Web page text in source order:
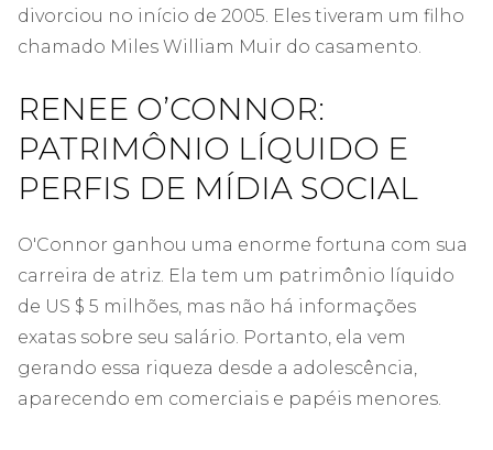
divorciou no início de 2005. Eles tiveram um filho
chamado Miles William Muir do casamento.
RENEE O’CONNOR:
PATRIMÔNIO LÍQUIDO E
PERFIS DE MÍDIA SOCIAL
O'Connor ganhou uma enorme fortuna com sua
carreira de atriz. Ela tem um patrimônio líquido
de US $ 5 milhões, mas não há informações
exatas sobre seu salário. Portanto, ela vem
gerando essa riqueza desde a adolescência,
aparecendo em comerciais e papéis menores.